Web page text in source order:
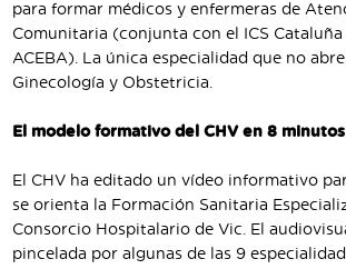
para formar médicos y enfermeras de
Comunitaria (conjunta con el ICS
ACEBA). La única especialidad que no
Ginecología y Obstetricia.
El modelo formativo del CHV en 8 minutos
El CHV ha editado un vídeo informativo
se orienta la Formación Sanitaria
Consorcio Hospitalario de Vic. El
pincelada por algunas de las 9